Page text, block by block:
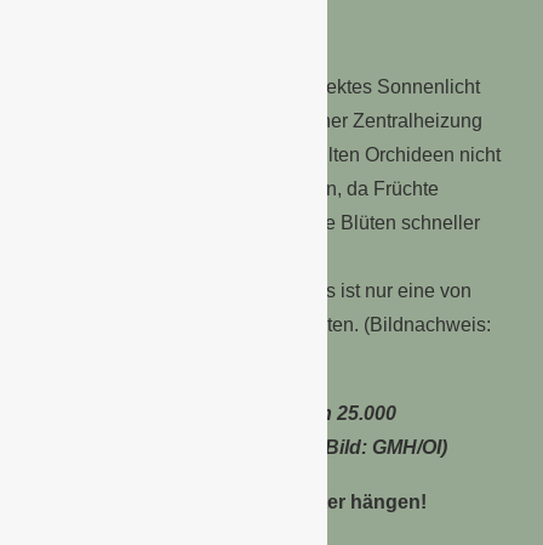
Orchideen mögen keine Zugluft, direktes Sonnenlicht
oder einen Standort in der Nähe einer Zentralheizung
oder eines Ofens. Des Weiteren sollten Orchideen nicht
in der Nähe von Obstschalen stehen, da Früchte
Reifegase produzieren, die auch die Blüten schneller
Die Phalaenopsis ist nur eine von 25.000
verschiedenen Orchideenarten. (Bild: GMH/OI)
Hilfe, die Orchidee lässt ihre Blätter hängen!